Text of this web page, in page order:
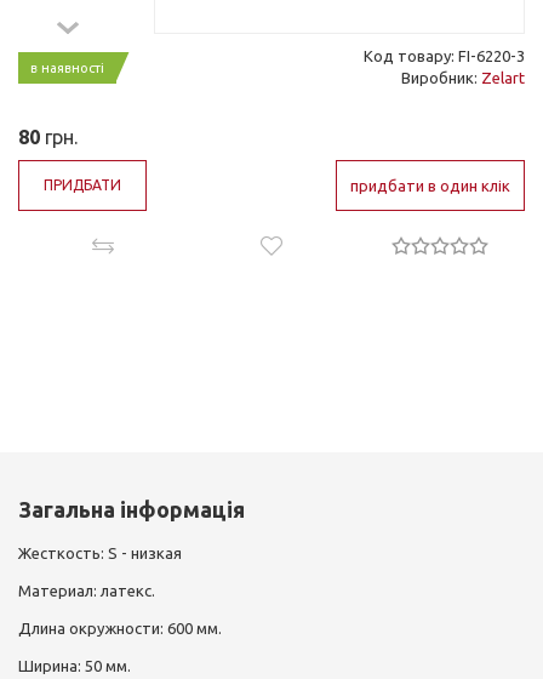
в наявності
Код товару: FI-6220-3
Виробник: Zelart
80 грн.
ПРИДБАТИ придбати в один клік
Загальна інформація
Жесткость: S - низкая
Материал: латекс.
Длина окружности: 600 мм.
Ширина: 50 мм.